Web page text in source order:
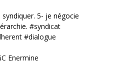
5- je négocie
#syndicat
#dialogue
Enermine